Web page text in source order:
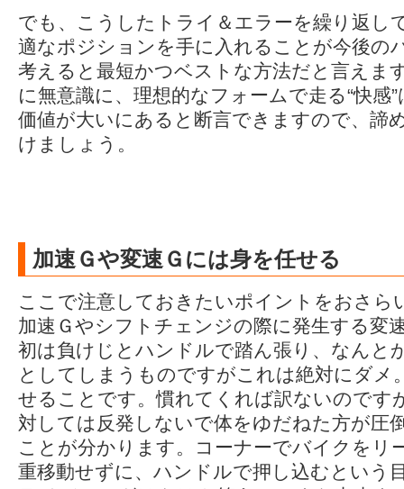
でも、こうしたトライ＆エラーを繰り返し
適なポジションを手に入れることが今後の
考えると最短かつベストな方法だと言えま
に無意識に、理想的なフォームで走る“快感
価値が大いにあると断言できますので、諦
けましょう。
加速Ｇや変速Ｇには身を任せる
ここで注意しておきたいポイントをおさら
加速Ｇやシフトチェンジの際に発生する変
初は負けじとハンドルで踏ん張り、なんと
としてしまうものですがこれは絶対にダメ
せることです。慣れてくれば訳ないのです
対しては反発しないで体をゆだねた方が圧
ことが分かります。コーナーでバイクをリ
重移動せずに、ハンドルで押し込むという